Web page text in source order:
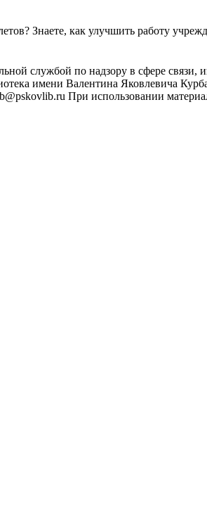
Знаете, как улучшить работу
службой по надзору в сфере
имени Валентина Яковлевича
При использовании